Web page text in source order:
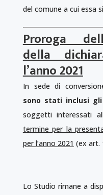
del comune a cui essa
Proroga
della
l’anno 2021
In sede di
sono stati inclusi
soggetti interessati
termine per la
per l’anno 2021 (ex art.
Lo Studio rimane a